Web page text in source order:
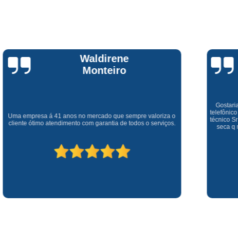
Assistencia Tecnica
Assistencia Tecnica Forno Microondas
Microondas Brastemp Assistencia Tecnica
Conserto de Maquina de Lavar
Conserto Maquina de Lavar
Conserto Maquina Lavar Roupa
Claúdia
Andrullis
telefônico (q hj infelizmente é um problema), e a eficiência do
técnico Sr Henrique na solução do problema da minha lava e
seca q minha família não vive mais sem. #recomendo os